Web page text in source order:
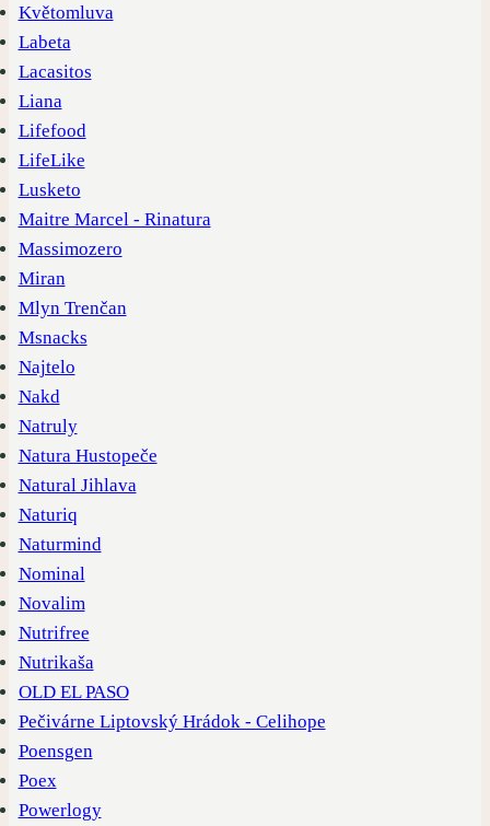
Květomluva
Labeta
Lacasitos
Liana
Lifefood
LifeLike
Lusketo
Maitre Marcel - Rinatura
Massimozero
Miran
Mlyn Trenčan
Msnacks
Najtelo
Nakd
Natruly
Natura Hustopeče
Natural Jihlava
Naturiq
Naturmind
Nominal
Novalim
Nutrifree
Nutrikaša
OLD EL PASO
Pečivárne Liptovský Hrádok - Celihope
Poensgen
Poex
Powerlogy